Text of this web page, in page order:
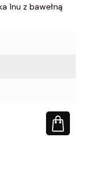
lnu z bawełną